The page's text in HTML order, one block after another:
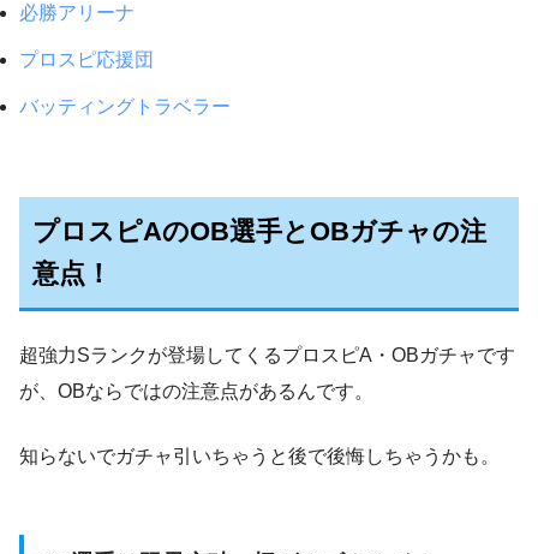
必勝アリーナ
プロスピ応援団
バッティングトラベラー
プロスピAのOB選手とOBガチャの注
意点！
超強力Sランクが登場してくるプロスピA・OBガチャです
が、OBならではの注意点があるんです。
知らないでガチャ引いちゃうと後で後悔しちゃうかも。